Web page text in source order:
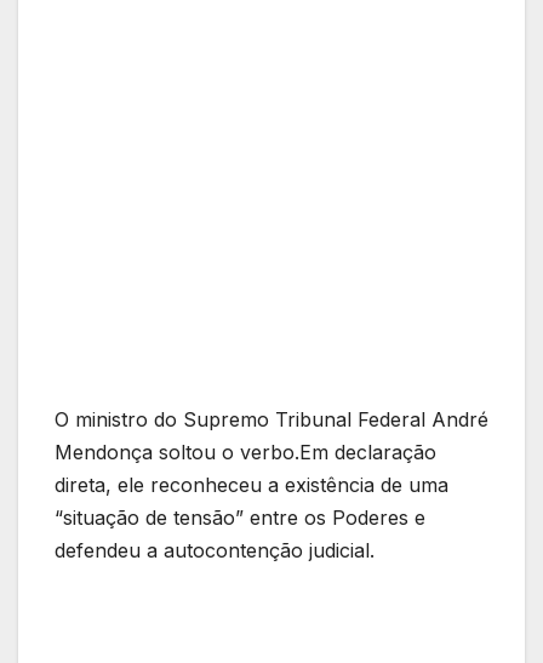
O ministro do Supremo Tribunal Federal André
Mendonça soltou o verbo.Em declaração
direta, ele reconheceu a existência de uma
“situação de tensão” entre os Poderes e
defendeu a autocontenção judicial.